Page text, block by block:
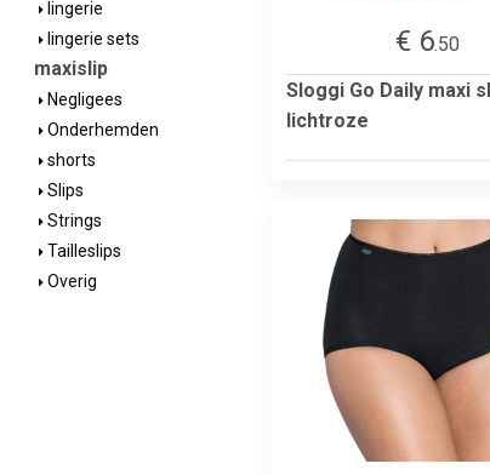
lingerie
lingerie sets
maxislip
Negligees
Onderhemden
shorts
Slips
Strings
Tailleslips
Overig
€ 6.50
Sloggi Go Daily maxi
lichtroze